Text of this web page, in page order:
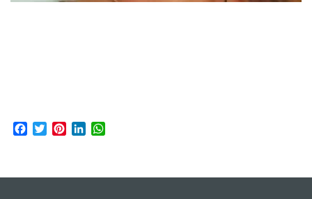
Facebook
TwitterPinterestLinkedIn